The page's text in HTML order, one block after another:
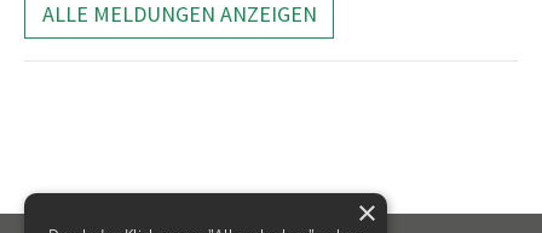
ALLE MELDUNGEN ANZEIGEN
×